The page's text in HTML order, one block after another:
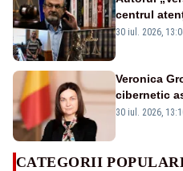
centrul
Rushdie,
30 iul. 2026,
Veronica
cibernetic
30 iul. 2026,
CATEGORII